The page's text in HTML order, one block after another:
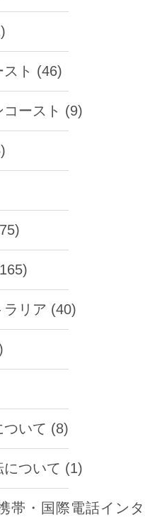
スト (46)
ースト (9)
リア (40)
いて (8)
ついて (1)
帯・国際電話イン